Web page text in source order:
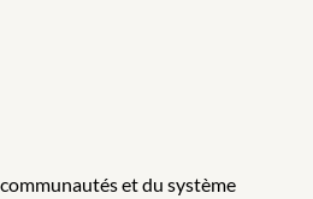
et du système